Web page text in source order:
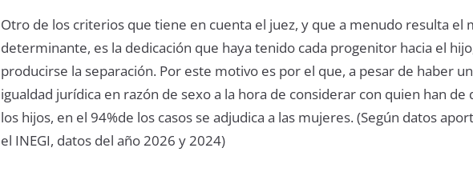
Otro de los criterios que tiene en cuenta el juez, y que a menudo resulta el
determinante, es la dedicación que haya tenido cada progenitor hacia el
producirse la separación. Por este motivo es por el que, a pesar de haber
igualdad jurídica en razón de sexo a la hora de considerar con quien han de
los hijos, en el 94%de los casos se adjudica a las mujeres. (Según datos
el INEGI, datos del año 2026 y 2024)